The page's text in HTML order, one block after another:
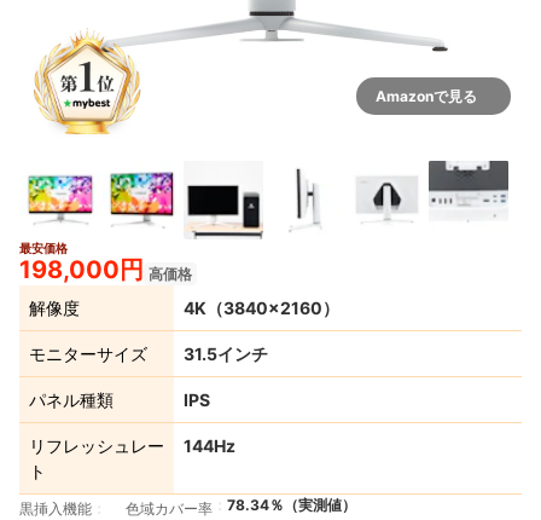
Amazonで見る
最安価格
198,000円 高価格
解像度 4K（3840×2160）
モニターサイズ 31.5インチ
パネル種類 IPS
リフレッシュレー
ト
144Hz
黒挿入機能 色域カバー率
78.34％（実測値）